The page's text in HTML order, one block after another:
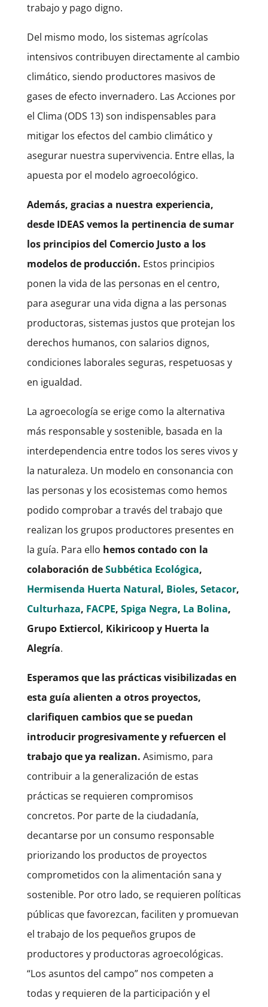
trabajo y pago digno.
Del mismo modo, los sistemas agrícolas
intensivos contribuyen directamente al cambio
climático, siendo productores masivos de
gases de efecto invernadero. Las Acciones por
el Clima (ODS 13) son indispensables para
mitigar los efectos del cambio climático y
asegurar nuestra supervivencia. Entre ellas, la
apuesta por el modelo agroecológico.
Además, gracias a nuestra experiencia,
desde IDEAS vemos la pertinencia de sumar
los principios del Comercio Justo a los
modelos de producción. Estos principios
ponen la vida de las personas en el centro,
para asegurar una vida digna a las personas
productoras, sistemas justos que protejan los
derechos humanos, con salarios dignos,
condiciones laborales seguras, respetuosas y
en igualdad.
La agroecología se erige como la alternativa
más responsable y sostenible, basada en la
interdependencia entre todos los seres vivos y
la naturaleza. Un modelo en consonancia con
las personas y los ecosistemas como hemos
podido comprobar a través del trabajo que
realizan los grupos productores presentes en
la guía. Para ello hemos contado con la
colaboración deSubbética Ecológica,
Hermisenda Huerta Natural, Bioles, Setacor,
Culturhaza, FACPE, Spiga Negra, La Bolina,
Grupo Extiercol, Kikiricoop y Huerta la
Alegría.
Esperamos que las prácticas visibilizadas en
esta guía alienten a otros proyectos,
clarifiquen cambios que se puedan
introducir progresivamente y refuercen el
trabajo que ya realizan. Asimismo, para
contribuir a la generalización de estas
prácticas se requieren compromisos
concretos. Por parte de la ciudadanía,
decantarse por un consumo responsable
priorizando los productos de proyectos
comprometidos con la alimentación sana y
sostenible. Por otro lado, se requieren políticas
públicas que favorezcan, faciliten y promuevan
el trabajo de los pequeños grupos de
productores y productoras agroecológicas.
“Los asuntos del campo” nos competen a
todas y requieren de la participación y el